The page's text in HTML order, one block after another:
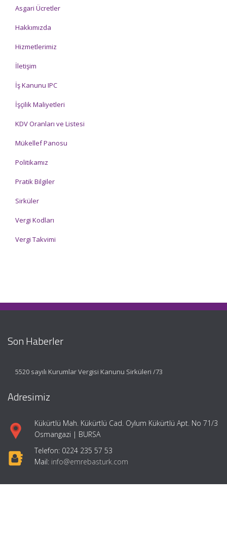
Asgari Ücretler
Hakkımızda
Hizmetlerimiz
İletişim
İş Kanunu IPC
İşçilik Maliyetleri
KDV Oranları ve Listesi
Mükellef Panosu
Politikamız
Pratik Bilgiler
Sirküler
Vergi Kodları
Vergi Takvimi
Son Haberler
5520 sayılı Kurumlar Vergisi Kanunu Sirküleri /73
Adresimiz
Kükürtlü Mah. Kükürtlü Cad. Oylum Kükürtlü Apt. No 71/3
Osmangazi | BURSA
Telefon: 0224 235 57 53
Mail: info@emrebasturk.com
Hızlı Menü